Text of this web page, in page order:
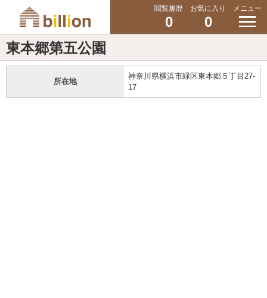
閲覧履歴
0
お気に入り
0
メニュー
東本郷第五公園
所在地
神奈川県横浜市緑区東本郷５丁目27-
17